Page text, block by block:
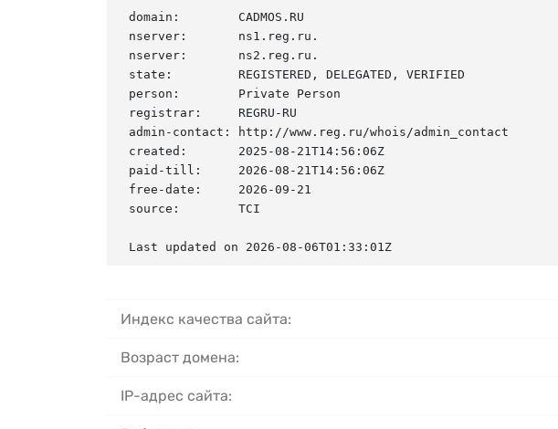
domain:        CADMOS.RU
nserver:       ns1.reg.ru.
nserver:       ns2.reg.ru.
state:         REGISTERED, DELEGATED, VERIFIED
person:        Private Person
registrar:     REGRU-RU
admin-contact: http://www.reg.ru/whois/admin_contact
created:       2025-08-21T14:56:06Z
paid-till:     2026-08-21T14:56:06Z
free-date:     2026-09-21
source:        TCI
Last updated on 2026-08-06T01:33:01Z
Индекс качества сайта:
Возраст домена:
IP-адрес сайта: